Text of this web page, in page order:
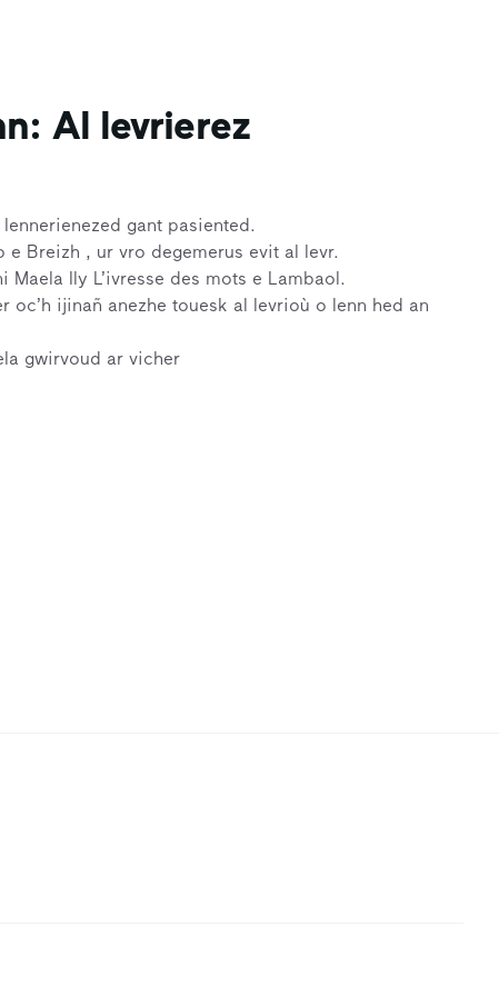
Al levrierez
gant pasiented.
e Breizh , ur vro degemerus evit al levr.
Maela Ily L’ivresse des mots e Lambaol.
oc’h ijinañ anezhe touesk al levrioù o lenn hed an
gwirvoud ar vicher